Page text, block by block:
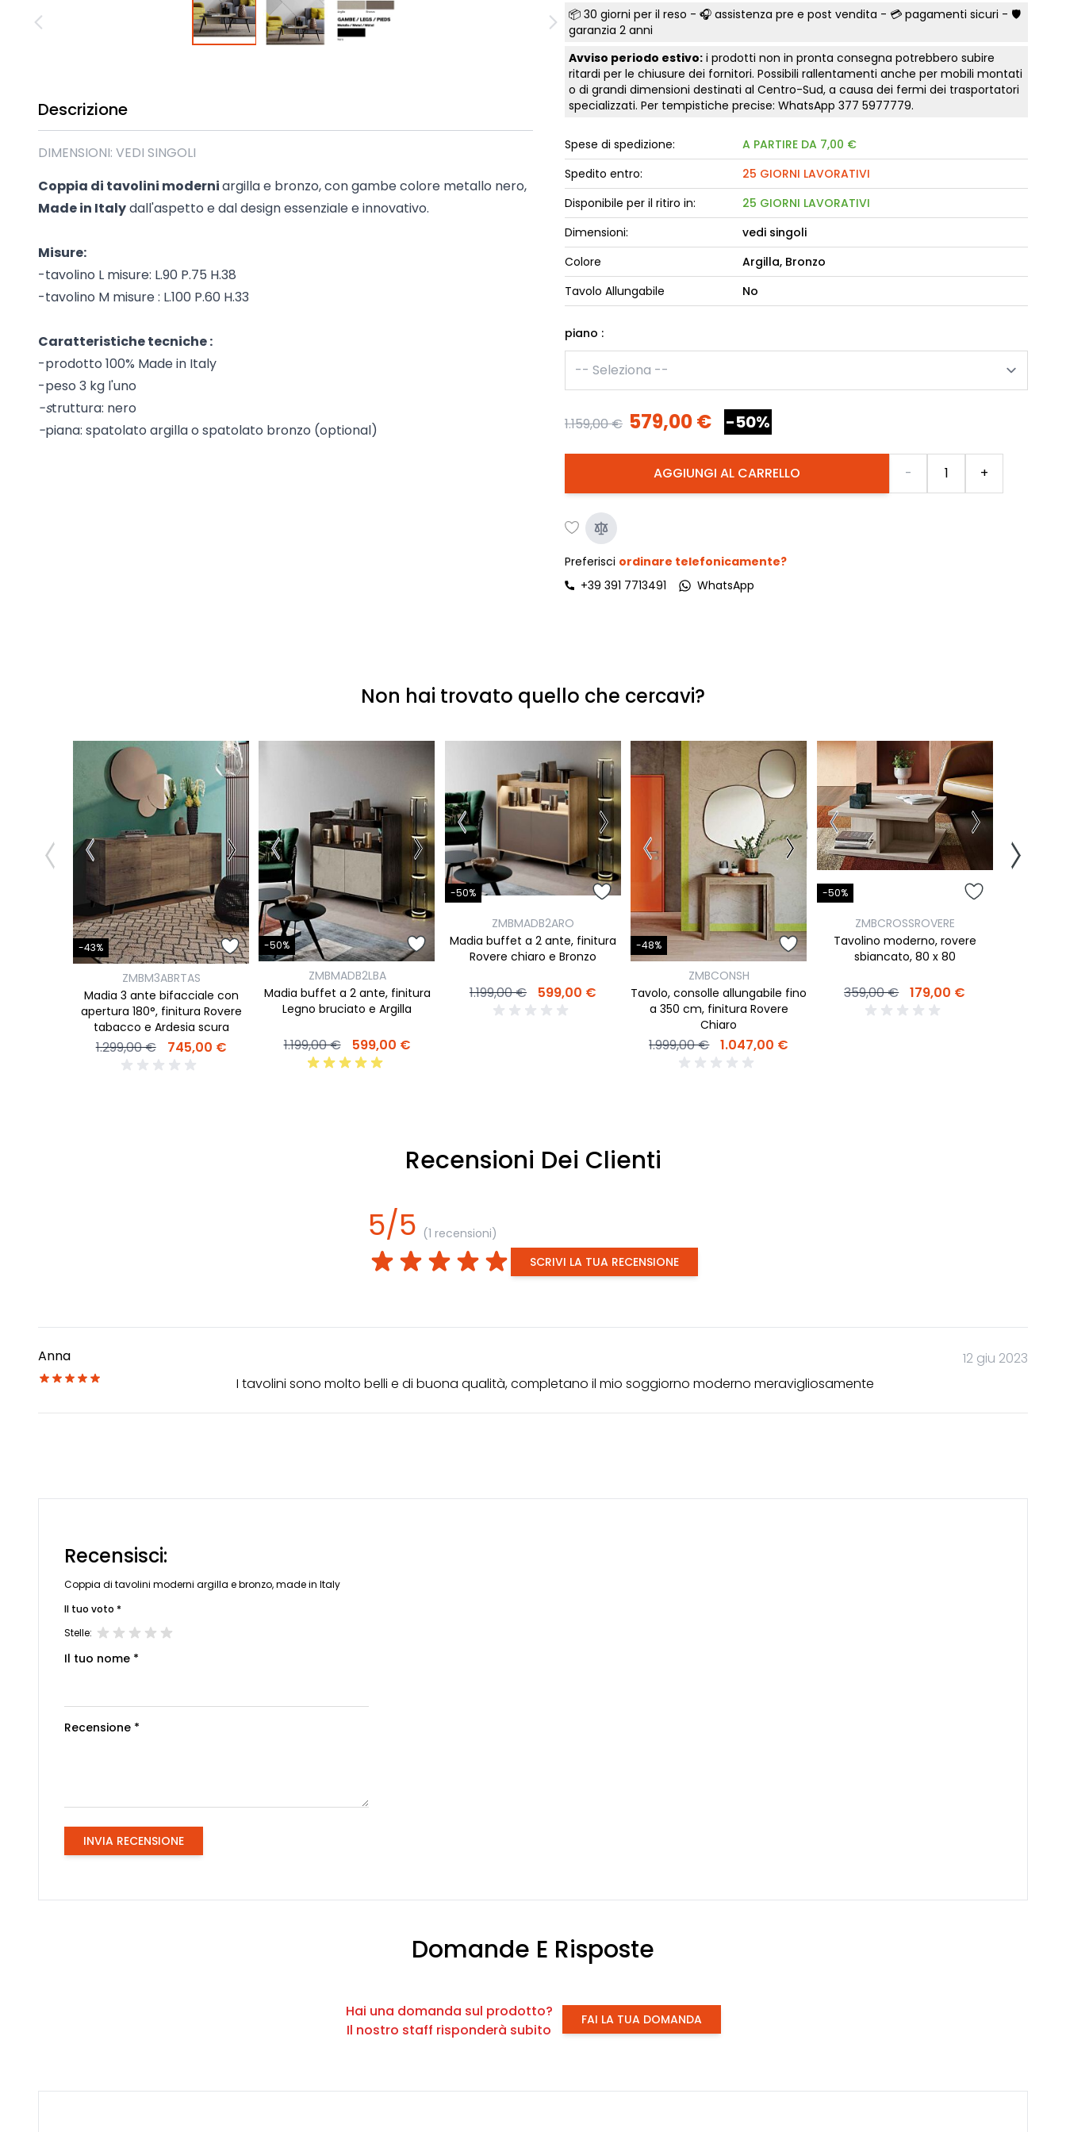
Madie industrial New York
Mobili sala moderna Piccione
Luna Top
Letti contenitore Stella
Letto, comò, armadio Atlantic
Letti Plus
Descrizione
DIMENSIONI: VEDI SINGOLI
Coppia di tavolini moderniargilla e bronzo, con gambe colore metallo nero,
Made in Italydall'aspetto e dal design essenziale e innovativo.
Misure:
-tavolino L misure: L.90 P.75 H.38
-tavolino M misure : L.100 P.60 H.33
Caratteristiche tecniche :
-prodotto 100% Made in Italy
-peso 3 kg l'uno
-struttura: nero
-piana: spatolato argilla o spatolato bronzo (optional)
📦 30 giorni per il reso - 🎧 assistenza pre e post vendita - 💳 pagamenti sicuri - 🛡️
garanzia 2 anni
Avviso periodo estivo: i prodotti non in pronta consegna potrebbero subire
ritardi per le chiusure dei fornitori. Possibili rallentamenti anche per mobili montati
o di grandi dimensioni destinati al Centro-Sud, a causa dei fermi dei trasportatori
specializzati. Per tempistiche precise: WhatsApp 377 5977779.
Spese di spedizione:
A PARTIRE DA 7,00 €
Spedito entro:
25 GIORNI LAVORATIVI
Disponibile per il ritiro in:
25 GIORNI LAVORATIVI
Dimensioni:
vedi singoli
Colore
Argilla, Bronzo
Tavolo Allungabile
No
piano :
1.159,00 € 579,00 € -50%
AGGIUNGI AL CARRELLO - +
Preferisci ordinare telefonicamente?
+39 391 7713491
WhatsApp
Non hai trovato quello che cercavi?
-43%
ZMBM3ABRTAS
Madia 3 ante bifacciale con
apertura 180°, finitura Rovere
tabacco e Ardesia scura
1.299,00 € 745,00 €
-50%
ZMBMADB2LBA
Madia buffet a 2 ante, finitura
Legno bruciato e Argilla
1.199,00 € 599,00 €
-50%
ZMBMADB2ARO
Madia buffet a 2 ante, finitura
Rovere chiaro e Bronzo
1.199,00 € 599,00 €
-48%
ZMBCONSH
Tavolo, consolle allungabile fino
a 350 cm, finitura Rovere
Chiaro
1.999,00 € 1.047,00 €
-50%
ZMBCROSSROVERE
Tavolino moderno, rovere
sbiancato, 80 x 80
359,00 € 179,00 €
Recensioni Dei Clienti
5/5 (1 recensioni)
SCRIVI LA TUA RECENSIONE
Anna
12 giu 2023
I tavolini sono molto belli e di buona qualità, completano il mio soggiorno moderno meravigliosamente
Recensisci:
Coppia di tavolini moderni argilla e bronzo, made in Italy
Il tuo voto *
Stelle:
Il tuo nome *
Recensione *
INVIA RECENSIONE
Domande E Risposte
Hai una domanda sul prodotto?
Il nostro staff risponderà subito
FAI LA TUA DOMANDA